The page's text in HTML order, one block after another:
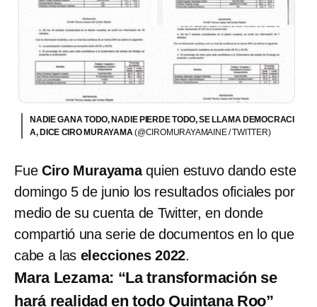
NADIE GANA TODO, NADIE PIERDE TODO, SE LLAMA DEMOCRACI
A, DICE CIRO MURAYAMA(@CIROMURAYAMAINE / TWITTER)
Fue Ciro Murayamaquien estuvo dando este
domingo 5 de junio los resultados oficiales por
medio de su cuenta de Twitter, en donde
compartió una serie de documentos en lo que
cabe a las elecciones 2022.
Mara Lezama: “La transformación se
hará realidad en todo Quintana Roo”